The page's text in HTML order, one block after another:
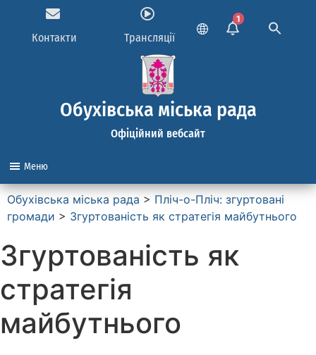
Контакти Трансляції
1
Обухівська міська рада
Офіційний вебсайт
Меню
Обухівська міська рада > Пліч-о-Пліч: згуртовані
громади > Згуртованість як стратегія майбутнього
Згуртованість як
стратегія
майбутнього